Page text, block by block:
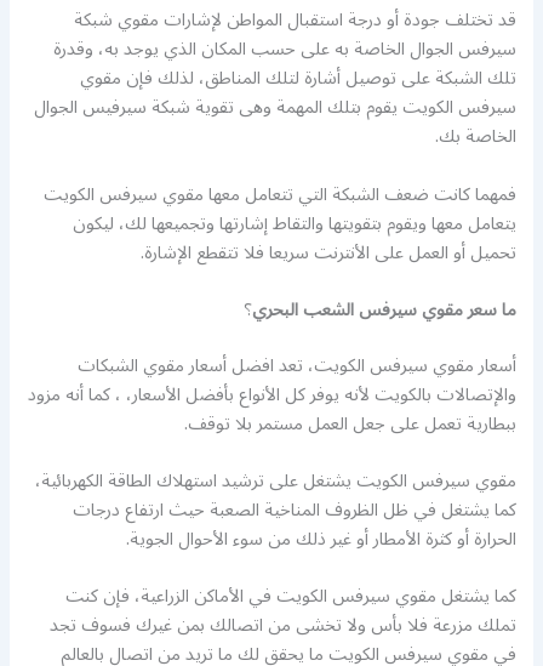
قد تختلف جودة أو درجة استقبال المواطن لإشارات مقوي شبكة
سيرفس الجوال الخاصة به على حسب المكان الذي يوجد به، وقدرة
تلك الشبكة على توصيل أشارة لتلك المناطق، لذلك فإن مقوي
سيرفس الكويت يقوم بتلك المهمة وهى تقوية شبكة سيرفيس الجوال
الخاصة بك.
فمهما كانت ضعف الشبكة التي تتعامل معها مقوي سيرفس الكويت
يتعامل معها ويقوم بتقويتها والتقاط إشارتها وتجميعها لك، ليكون
تحميل أو العمل على الأنترنت سريعا فلا تتقطع الإشارة.
ما سعر مقوي سيرفس الشعب البحري؟
أسعار مقوي سيرفس الكويت، تعد افضل أسعار مقوي الشبكات
والإتصالات بالكويت لأنه يوفر كل الأنواع بأفضل الأسعار، ، كما أنه مزود
ببطارية تعمل على جعل العمل مستمر بلا توقف.
مقوي سيرفس الكويت يشتغل على ترشيد استهلاك الطاقة الكهربائية،
كما يشتغل في ظل الظروف المناخية الصعبة حيث ارتفاع درجات
الحرارة أو كثرة الأمطار أو غير ذلك من سوء الأحوال الجوية.
كما يشتغل مقوي سيرفس الكويت في الأماكن الزراعية، فإن كنت
تملك مزرعة فلا بأس ولا تخشى من اتصالك بمن غيرك فسوف تجد
في مقوي سيرفس الكويت ما يحقق لك ما تريد من اتصال بالعالم